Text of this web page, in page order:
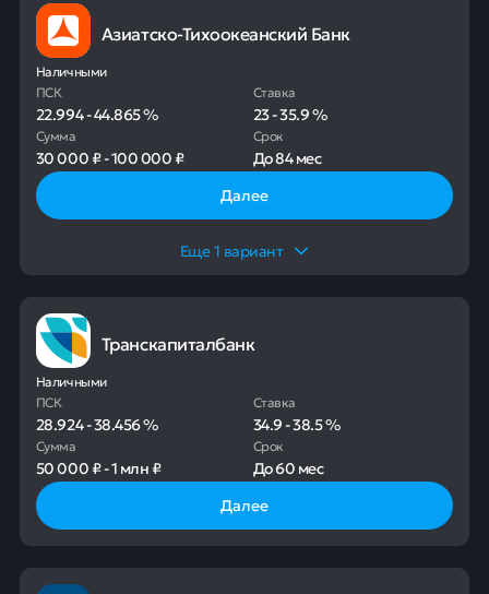
Азиатско-Тихоокеанский Банк
Наличными
ПСК
22.994-44.865%
Ставка
23-35.9%
Сумма
30 000 ₽-100 000 ₽
Срок
До84 мес
Далее
Еще1 вариант
Транскапиталбанк
Наличными
ПСК
28.924-38.456%
Ставка
34.9-38.5%
Сумма
50 000 ₽-1 млн ₽
Срок
До60 мес
Далее